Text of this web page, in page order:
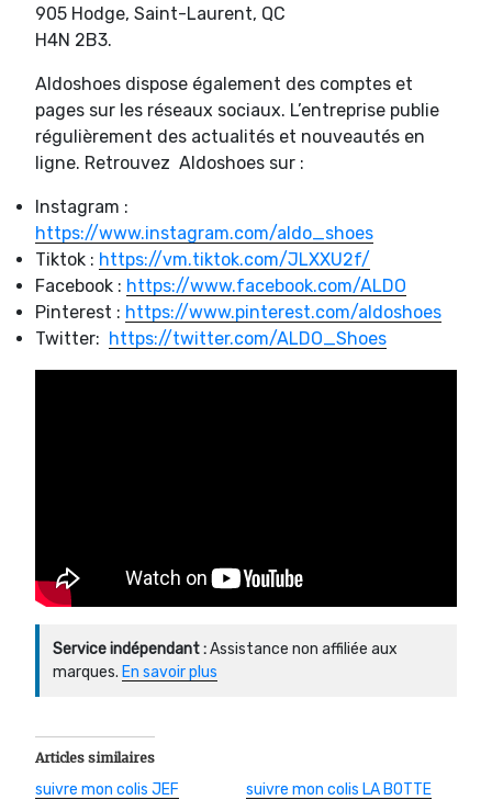
905 Hodge, Saint-Laurent, QC
H4N 2B3.
Aldoshoes dispose également des comptes et
pages sur les réseaux sociaux. L’entreprise publie
régulièrement des actualités et nouveautés en
ligne. Retrouvez Aldoshoes sur :
Instagram :
https://www.instagram.com/aldo_shoes
Tiktok : https://vm.tiktok.com/JLXXU2f/
Facebook : https://www.facebook.com/ALDO
Pinterest : https://www.pinterest.com/aldoshoes
Twitter: https://twitter.com/ALDO_Shoes
Service indépendant :Assistance non affiliée aux
marques. En savoir plus
Articles similaires
suivre mon colis JEF
suivre mon colis LA BOTTE